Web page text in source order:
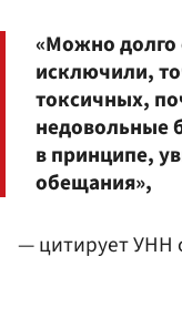
«Можно долго
исключили,
токсичных,
недовольные
в принципе,
обещания»,
— цитирует УНН